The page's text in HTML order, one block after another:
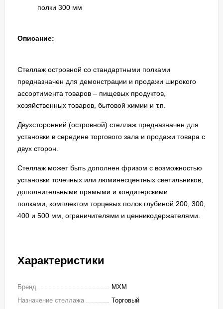
полки 300 мм
Описание:
Стеллаж островной со стандартными полками
предназначен для демонстрации и продажи широкого
ассортимента товаров – пищевых продуктов,
хозяйственных товаров, бытовой химии и т.п.
Двухсторонний (островной) стеллаж предназначен для
установки в середине торгового зала и продажи товара с
двух сторон.
Стеллаж может быть дополнен фризом с возможностью
установки точечных или люминесцентных светильников,
дополнительными прямыми и кондитерскими
полками, комплектом торцевых полок глубиной 200, 300,
400 и 500 мм, ограничителями и ценникодержателями.
Характеристики
Бренд
МХМ
Назначение стеллажа
Торговый